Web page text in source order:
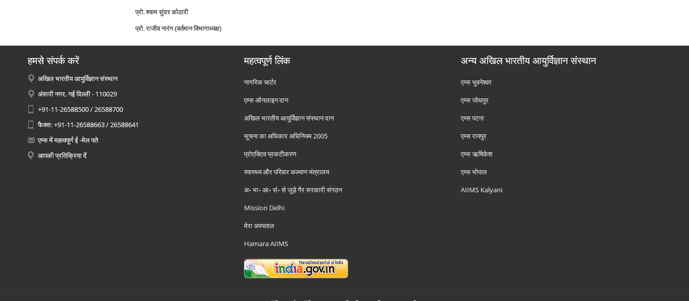
प्रो. श्याम सुंदर कोठारी
प्रो. राजीव नारंग (वर्तमान विभागाध्यक्ष)
हमसे संपर्क करें
अखिल भारतीय आयुर्विज्ञान संस्थान
अंसारी नगर, नई दिल्ली - 110029
+91-11-26588500 / 26588700
फैक्स: +91-11-26588663 / 26588641
एम्स में महत्वपूर्ण ई -मेल पते
आपकी प्रतिक्रिया दें
महत्वपूर्ण लिंक
नागरिक चार्टर
एम्स ऑनलाइन दान
अखिल भारतीय आयुर्विज्ञान संस्थान दान
सूचना का अधिकार अधिनियम 2005
प्रोएक्टिव प्रकटीकरण
स्वास्थ्य और परिवार कल्याण मंत्रालय
अ॰ भा॰ आ॰ सं॰ से जुड़े गैर सरकारी संगठन
Mission Delhi
मेरा अस्पताल
Hamara AIIMS
अन्य अखिल भारतीय आयुर्विज्ञान संस्थान
एम्‍स भुवनेश्वर
एम्‍स जोधपुर
एम्‍स पटना
एम्‍स रायपुर
एम्‍स ऋषिकेश
एम्‍स भोपाल
AIIMS Kalyani